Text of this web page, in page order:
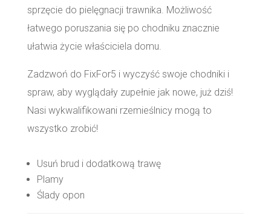
sprzęcie do pielęgnacji trawnika. Możliwość
łatwego poruszania się po chodniku znacznie
ułatwia życie właściciela domu.
Zadzwoń do FixFor5 i wyczyść swoje chodniki i
spraw, aby wyglądały zupełnie jak nowe, już dziś!
Nasi wykwalifikowani rzemieślnicy mogą to
wszystko zrobić!
Usuń brud i dodatkową trawę
Plamy
Ślady opon